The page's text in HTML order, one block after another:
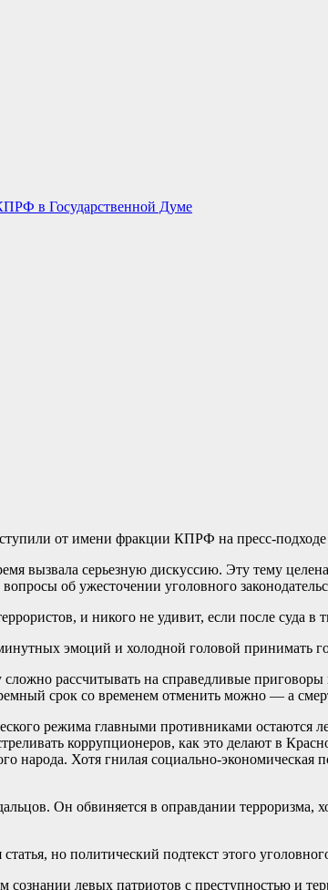
в Государственной Думе
от имени фракции КПРФ на пресс-подходе
вызвала серьезную дискуссию. Эту тему
об ужесточении уголовного
и никого не удивит, если после суда в
эмоций и холодной головой принимать
рассчитывать на справедливые приговоры
срок со временем отменить можно — а
режима главными противниками остаются
коррупционеров, как это делают в
народа. Хотя гнилая социально-
Он обвиняется в оправдании терроризма,
но политический подтекст этого
левых патриотов с преступностью и